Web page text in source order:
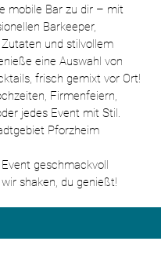
mobile Bar zu dir – mit
Barkeeper,
und stilvollem
eine Auswahl von
frisch gemixt vor Ort!
Firmenfeiern,
jedes Event mit Stil.
Pforzheim
geschmackvoll
shaken, du genießt!